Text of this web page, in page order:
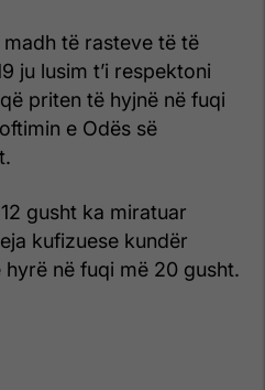
të rasteve të të
ju lusim t’i respektoni
priten të hyjnë në fuqi
e Odës së
gusht ka miratuar
kufizuese kundër
hyrë në fuqi më 20 gusht.